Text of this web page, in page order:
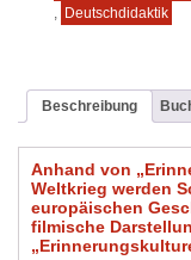
, Deutschdidaktik
Beschreibung
Anhand von
Weltkrieg werden
europäischen
filmische